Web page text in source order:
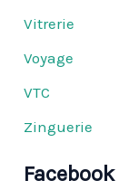
Vitrerie
Voyage
VTC
Zinguerie
Facebook